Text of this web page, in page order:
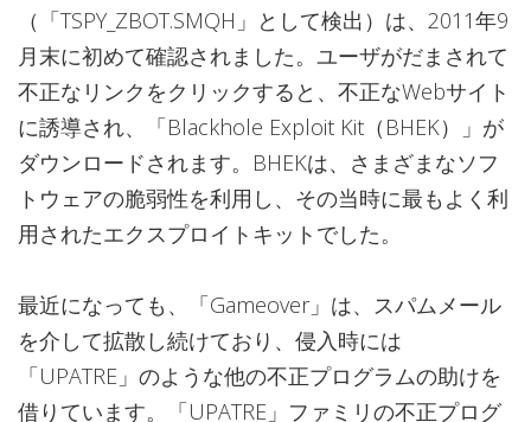
（「TSPY_ZBOT.SMQH」として検出）は、2011年9
月末に初めて確認されました。ユーザがだまされて
不正なリンクをクリックすると、不正なWebサイト
に誘導され、「Blackhole Exploit Kit（BHEK）」が
ダウンロードされます。BHEKは、さまざまなソフ
トウェアの脆弱性を利用し、その当時に最もよく利
用されたエクスプロイトキットでした。
最近になっても、「Gameover」は、スパムメール
を介して拡散し続けており、侵入時には
「UPATRE」のような他の不正プログラムの助けを
借りています。「UPATRE」ファミリの不正プログ